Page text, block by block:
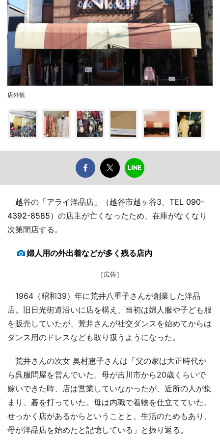
店外観
越谷の「アライ洋品店」（越谷市越ヶ谷3、TEL 090-
4392-8585）の店主が亡くなったため、在庫がなくなり
次第閉店する。
婦人用の外出着などが多く残る店内
［広告］
1964（昭和39）年に荒井八重子さんが創業した洋品
店。旧日光街道沿いに店を構え、当初は婦人服や子ども服
を販売していたが、荒井さんが社交ダンスを始めてからは
ダンス用のドレスなども取り扱うようになった。
荒井さんの次女 奥村恵子さんは「父の家は大正時代か
ら呉服問屋を営んでいた。母が吉川市から20歳くらいで
嫁いできた時、店は営業していなかったが、近所の人が集
まり、碁を打っていた。母は内職で着物を仕立てていた。
せっかく店があるからということと、生活のためもあり、
母が洋品店を始めたと記憶している」と振り返る。